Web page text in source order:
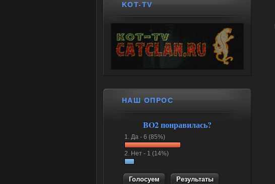
KOT-TV
НАШ ОПРОС
BO2 понравилась?
1. Да - 6 (85%)
2. Нет - 1 (14%)
Результаты